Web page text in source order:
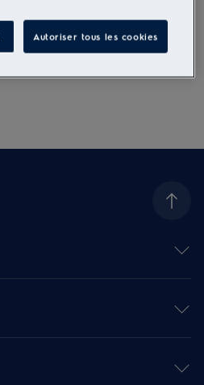
Autoriser tous les cookies